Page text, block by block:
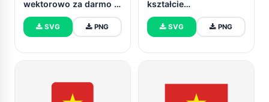
wektorowo za darmo |
SVG i PNG
SVG PNG
kształcie
zaokrąglonego trójkąta
SVG PNG